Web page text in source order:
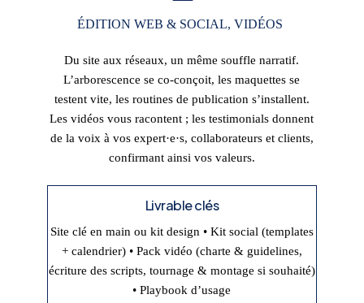
ÉDITION WEB & SOCIAL, VIDÉOS
Du site aux réseaux, un même souffle narratif.
L’arborescence se co-conçoit, les maquettes se
testent vite, les routines de publication s’installent.
Les vidéos vous racontent ; les testimonials donnent
de la voix à vos expert·e·s, collaborateurs et clients,
confirmant ainsi vos valeurs.
Livrable clés
Site clé en main ou kit design • Kit social (templates
+ calendrier) • Pack vidéo (charte & guidelines,
écriture des scripts, tournage & montage si souhaité)
• Playbook d’usage